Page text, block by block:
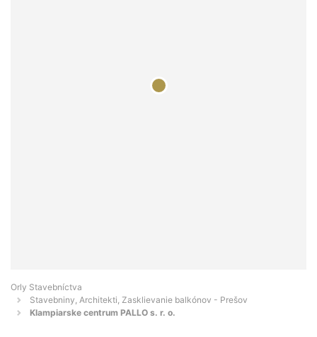
Orly Stavebníctva
Stavebniny, Architekti, Zasklievanie balkónov - Prešov
Klampiarske centrum PALLO s. r. o.